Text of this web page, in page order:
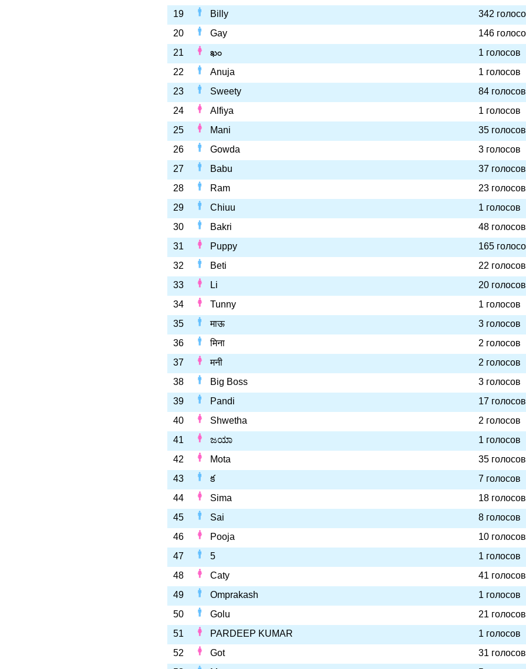
19
Billy
342
20
Gay
146
21
ఖం
1 голосов
22
Anuja
1 голосов
23
Sweety
84 голосов
24
Alfiya
1 голосов
25
Mani
35 голосов
26
Gowda
3 голосов
27
Babu
37 голосов
28
Ram
23 голосов
29
Chiuu
1 голосов
30
Bakri
48 голосов
31
Puppy
165
32
Beti
22 голосов
33
Li
20 голосов
34
Tunny
1 голосов
35
माऊ
3 голосов
36
मिना
2 голосов
37
मनी
2 голосов
38
Big Boss
3 голосов
39
Pandi
17 голосов
40
Shwetha
2 голосов
41
ಜಯಾ
1 голосов
42
Mota
35 голосов
43
క
7 голосов
44
Sima
18 голосов
45
Sai
8 голосов
46
Pooja
10 голосов
47
5
1 голосов
48
Caty
41 голосов
49
Omprakash
1 голосов
50
Golu
21 голосов
51
PARDEEP KUMAR
1 голосов
52
Got
31 голосов